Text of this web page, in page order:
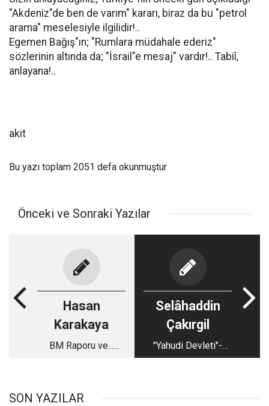
"Akdeniz"de ben de varım" kararı, biraz da bu "petrol
arama" meselesiyle ilgilidir!..
Egemen Bağış"ın; "Rumlara müdahale ederiz"
sözlerinin altında da; "İsrail"e mesaj" vardır!.. Tabiî,
anlayana!..
akit
Bu yazı toplam 2051 defa okunmuştur
Önceki ve Sonraki Yazılar
Hasan
Karakaya
BM Raporu ve...
Selâhaddin
Çakırgil
"Yahudi Devleti"-
İsrail, kendi inanç
SON YAZILAR